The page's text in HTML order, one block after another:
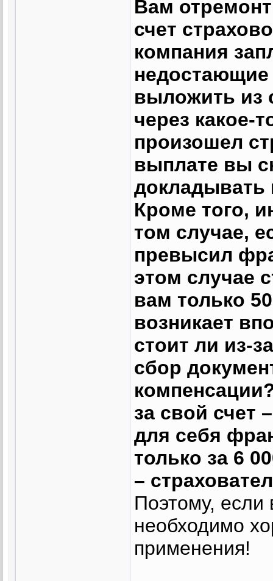
Вам
счет
компания
недостающие
выложить из
через какое-
произошел
выплате вы
докладывать
Кроме того,
том случае,
превысил
этом случае
вам только
возникает
стоит ли из-
сбор
за свой счет
для себя
только за 6
–
Поэтому,
необходимо
применения!